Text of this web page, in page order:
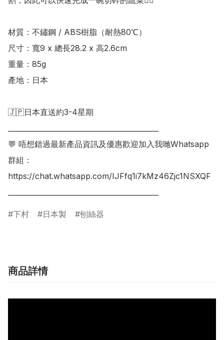
材質：不鏽鋼 / ABS樹脂（耐熱80℃）
尺寸：寬9 x 總長28.2 x 高2.6cm
重量：85g
產地：日本
🇯🇵日本直送約3-4星期
💬 唔想錯過最新產品資訊及優惠歡迎加入我哋Whatsapp
群組：
https://chat.whatsapp.com/IJFfq1i7kMz46Zjc1NSXQF
下村 日本製 刨絲器
商品詳情